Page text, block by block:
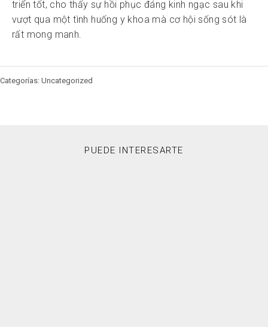
triển tốt, cho thấy sự hồi phục đáng kinh ngạc sau khi
vượt qua một tình huống y khoa mà cơ hội sống sót là
rất mong manh.
Categorías: Uncategorized
PUEDE INTERESARTE